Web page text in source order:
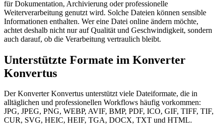
für Dokumentation, Archivierung oder professionelle
Weiterverarbeitung genutzt wird. Solche Dateien können sensible
Informationen enthalten. Wer eine Datei online ändern möchte,
achtet deshalb nicht nur auf Qualität und Geschwindigkeit, sondern
auch darauf, ob die Verarbeitung vertraulich bleibt.
Unterstützte Formate im Konverter
Konvertus
Der Konverter Konvertus unterstützt viele Dateiformate, die in
alltäglichen und professionellen Workflows häufig vorkommen:
JPG, JPEG, PNG, WEBP, AVIF, BMP, PDF, ICO, GIF, TIFF, TIF,
CUR, SVG, HEIC, HEIF, TGA, DOCX, TXT und HTML.